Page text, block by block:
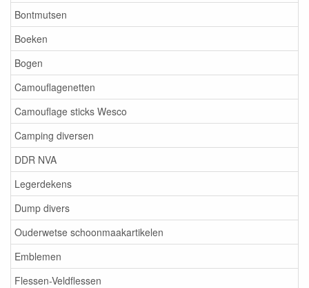
Bontmutsen
Boeken
Bogen
Camouflagenetten
Camouflage sticks Wesco
Camping diversen
DDR NVA
Legerdekens
Dump divers
Ouderwetse schoonmaakartikelen
Emblemen
Flessen-Veldflessen